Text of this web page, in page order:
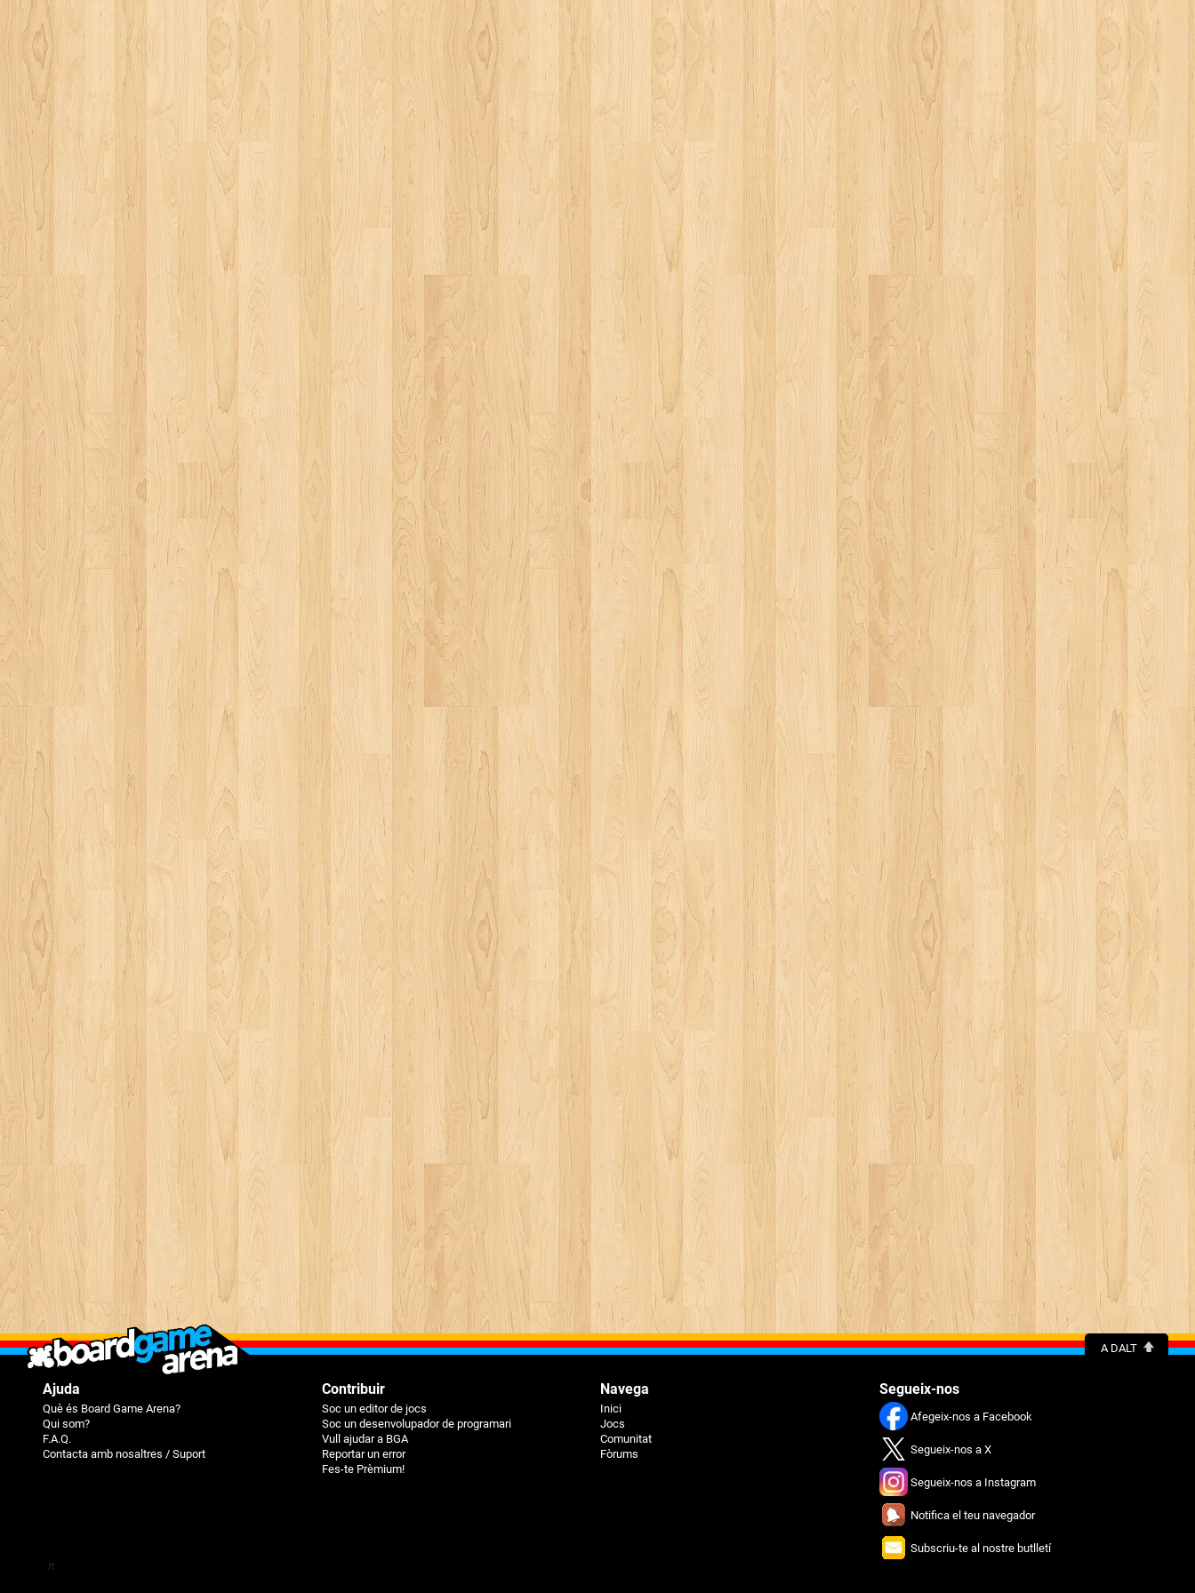
A DALT
Ajuda
Què és Board Game Arena?
Qui som?
F.A.Q.
Contacta amb nosaltres / Suport
Contribuir
Soc un editor de jocs
Soc un desenvolupador de programari
Vull ajudar a BGA
Reportar un error
Fes-te Prèmium!
Navega
Inici
Jocs
Comunitat
Fòrums
Segueix-nos
Afegeix-nos a Facebook
Segueix-nos a X
Segueix-nos a Instagram
Notifica el teu navegador
Subscriu-te al nostre butlletí
π